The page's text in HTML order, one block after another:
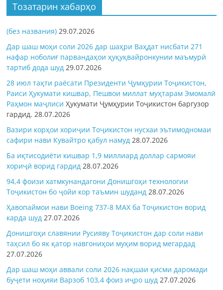
Тозатарин хабарҳо
(без названия) 29.07.2026
Дар шаш моҳи соли 2026 дар шаҳри Ваҳдат нисбати 271
нафар ноболиғ парвандаҳои ҳуқуқвайронкунии маъмурӣ
тартиб дода шуд 29.07.2026
28 июл таҳти раёсати Президенти Ҷумҳурии Тоҷикистон,
Раиси Ҳукумати кишвар, Пешвои миллат муҳтарам Эмомалӣ
Раҳмон маҷлисиҲукумати Ҷумҳурии Тоҷикистон баргузор
гардид.28.07.2026
Вазири корҳои хориҷии Тоҷикистон нусхаи эътимодномаи
сафири нави Кувайтро қабул намуд 28.07.2026
Ба иқтисодиёти кишвар 1,9 миллиард доллар сармояи
хориҷӣ ворид гардид 28.07.2026
94,4 фоизи хатмкунандагони Донишгоҳи технологии
Тоҷикистон бо ҷойи кор таъмин шуданд 28.07.2026
Ҳавопаймои нави Boeing 737-8 MAX ба Тоҷикистон ворид
карда шуд 27.07.2026
Донишгоҳи славянии Русияву Тоҷикистон дар соли нави
таҳсил бо як қатор навгониҳои муҳим ворид мегардад
27.07.2026
Дар шаш моҳи аввали соли 2026 нақшаи қисми даромади
буҷети ноҳияи Варзоб 103,4 фоиз иҷро шуд 27.07.2026